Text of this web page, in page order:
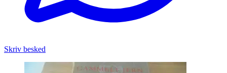
Skriv besked